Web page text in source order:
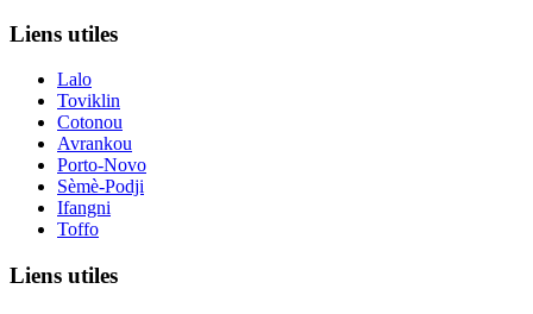
Liens utiles
Lalo
Toviklin
Cotonou
Avrankou
Porto-Novo
Sèmè-Podji
Ifangni
Toffo
Liens utiles